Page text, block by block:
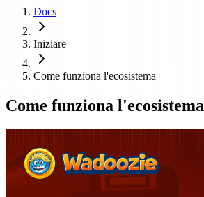
Docs
Iniziare
Come funziona l'ecosistema
Come funziona l'ecosistema